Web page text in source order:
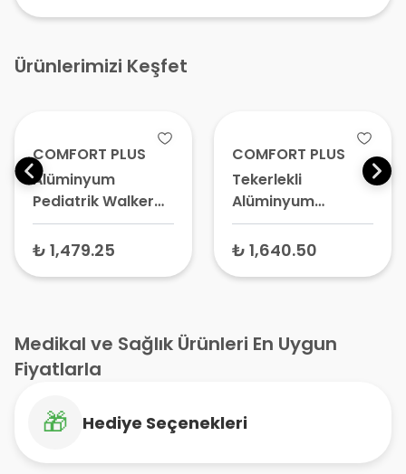
Ürünlerimizi Keşfet
COMFORT PLUS
Alüminyum
Pediatrik Walker
Yürüteç KY913
Small
₺ 1,479.25
COMFORT PLUS
Tekerlekli
Alüminyum
Yetişkin Yürüteç
Walker İthal
₺ 1,640.50
Medikal ve Sağlık Ürünleri En Uygun
Fiyatlarla
🎁 Hediye Seçenekleri